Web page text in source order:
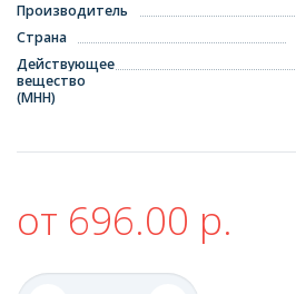
Производитель
Страна
Действующее
вещество
(МНН)
от 696.00 р.